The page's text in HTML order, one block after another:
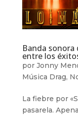
Banda sonora
entre los
por Jonny
Música Drag,
La fiebre por
pasarela.